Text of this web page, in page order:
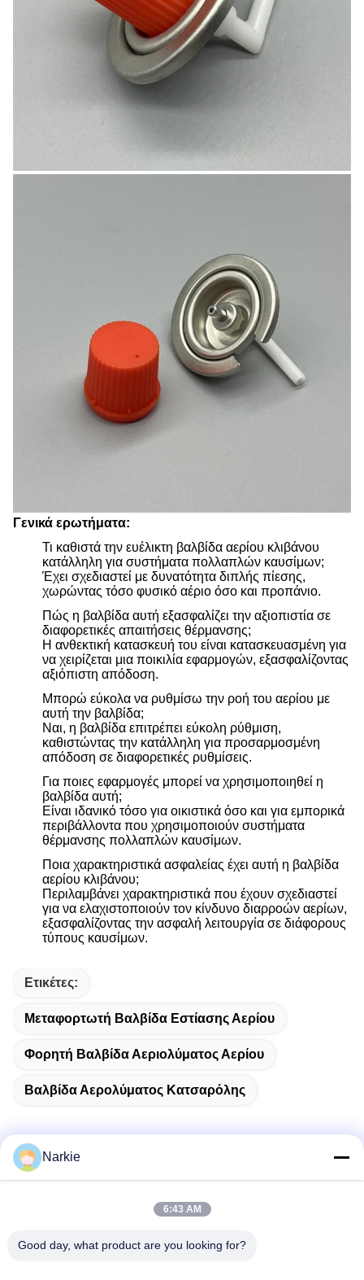
Γενικά ερωτήματα:
Τι καθιστά την ευέλικτη βαλβίδα αερίου κλιβάνου
κατάλληλη για συστήματα πολλαπλών καυσίμων;
Έχει σχεδιαστεί με δυνατότητα διπλής πίεσης,
χωρώντας τόσο φυσικό αέριο όσο και προπάνιο.
Πώς η βαλβίδα αυτή εξασφαλίζει την αξιοπιστία σε
διαφορετικές απαιτήσεις θέρμανσης;
Η ανθεκτική κατασκευή του είναι κατασκευασμένη για
να χειρίζεται μια ποικιλία εφαρμογών, εξασφαλίζοντας
αξιόπιστη απόδοση.
Μπορώ εύκολα να ρυθμίσω την ροή του αερίου με
αυτή την βαλβίδα;
Ναι, η βαλβίδα επιτρέπει εύκολη ρύθμιση,
καθιστώντας την κατάλληλη για προσαρμοσμένη
απόδοση σε διαφορετικές ρυθμίσεις.
Για ποιες εφαρμογές μπορεί να χρησιμοποιηθεί η
βαλβίδα αυτή;
Είναι ιδανικό τόσο για οικιστικά όσο και για εμπορικά
περιβάλλοντα που χρησιμοποιούν συστήματα
θέρμανσης πολλαπλών καυσίμων.
Ποια χαρακτηριστικά ασφαλείας έχει αυτή η βαλβίδα
αερίου κλιβάνου;
Περιλαμβάνει χαρακτηριστικά που έχουν σχεδιαστεί
για να ελαχιστοποιούν τον κίνδυνο διαρροών αερίων,
εξασφαλίζοντας την ασφαλή λειτουργία σε διάφορους
τύπους καυσίμων.
Ετικέτες:
Μεταφορτωτή Βαλβίδα Εστίασης Αερίου
Φορητή Βαλβίδα Αεριολύματος Αερίου
Βαλβίδα Αερολύματος Κατσαρόλης
Οδός Yingbin αριθ. 100, ζώνη οικονομικής και τεχνολογικής
Narkie
6:43 AM
Good day, what product are you looking for?